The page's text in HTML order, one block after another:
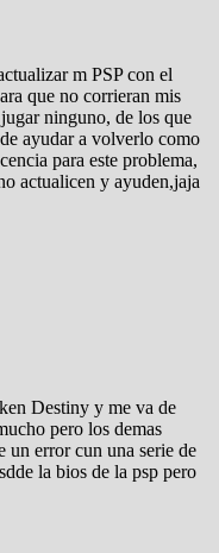
m PSP con el
que no corrieran mis
ninguno, de los que
ayudar a volverlo como
para este problema,
actualicen y ayuden,jaja
Destiny y me va de
pero los demas
un error cun una serie de
la bios de la psp pero